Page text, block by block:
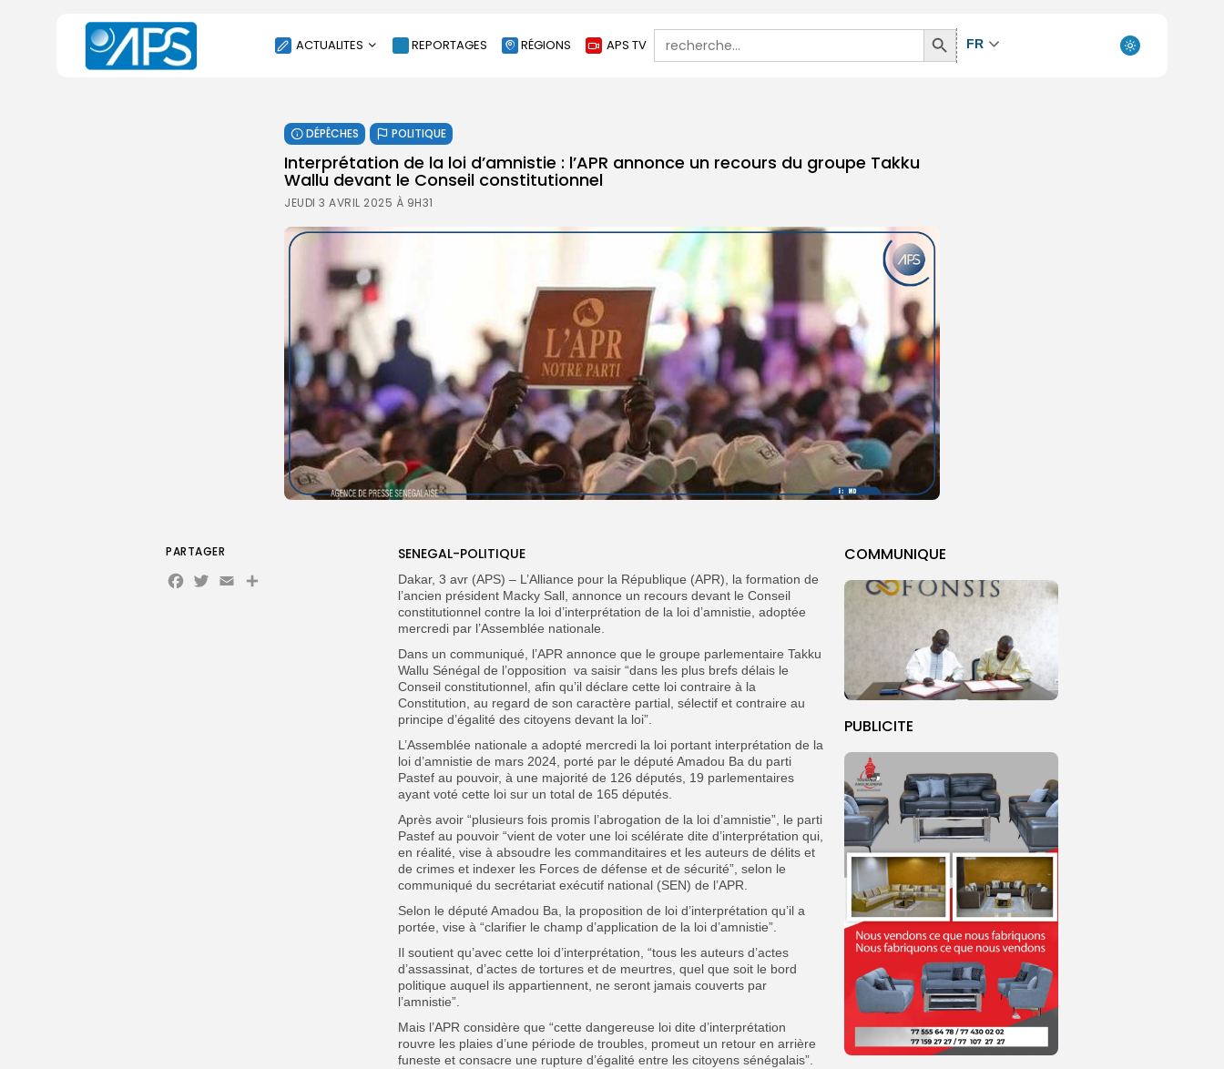
ACTUALITES
SOCIÉTÉ
ÉCONOMIE
CULTURE
ENVIRONNEMENT
INTERNATIONAL
SANTE
REPORTAGES RÉGIONS APS TV
Search
for:
Search
Button
FR
DÉPÊCHES POLITIQUE
Interprétation de la loi d’amnistie : l’APR annonce un recours du groupe Takku
Wallu devant le Conseil constitutionnel
JEUDI 3 AVRIL 2025 À 9H31
COMMUNIQUE
PUBLICITE
SENEGAL-POLITIQUE
Dakar, 3 avr (APS) – L’Alliance pour la République (APR), la formation de
l’ancien président Macky Sall, annonce un recours devant le Conseil
constitutionnel contre la loi d’interprétation de la loi d’amnistie, adoptée
mercredi par l’Assemblée nationale.
Dans un communiqué, l’APR annonce que le groupe parlementaire Takku
Wallu Sénégal de l’opposition va saisir “dans les plus brefs délais le
Conseil constitutionnel, afin qu’il déclare cette loi contraire à la
Constitution, au regard de son caractère partial, sélectif et contraire au
principe d’égalité des citoyens devant la loi”.
L’Assemblée nationale a adopté mercredi la loi portant interprétation de la
loi d’amnistie de mars 2024, porté par le député Amadou Ba du parti
Pastef au pouvoir, à une majorité de 126 députés, 19 parlementaires
ayant voté cette loi sur un total de 165 députés.
Après avoir “plusieurs fois promis l’abrogation de la loi d’amnistie”, le parti
Pastef au pouvoir “vient de voter une loi scélérate dite d’interprétation qui,
en réalité, vise à absoudre les commanditaires et les auteurs de délits et
de crimes et indexer les Forces de défense et de sécurité”, selon le
communiqué du secrétariat exécutif national (SEN) de l’APR.
Selon le député Amadou Ba, la proposition de loi d’interprétation qu’il a
portée, vise à “clarifier le champ d’application de la loi d’amnistie”.
Il soutient qu’avec cette loi d’interprétation, “tous les auteurs d’actes
d’assassinat, d’actes de tortures et de meurtres, quel que soit le bord
politique auquel ils appartiennent, ne seront jamais couverts par
l’amnistie”.
Mais l’APR considère que “cette dangereuse loi dite d’interprétation
rouvre les plaies d’une période de troubles, promeut un retour en arrière
funeste et consacre une rupture d’égalité entre les citoyens sénégalais”.
PARTAGER
Facebook
Twitter
Email